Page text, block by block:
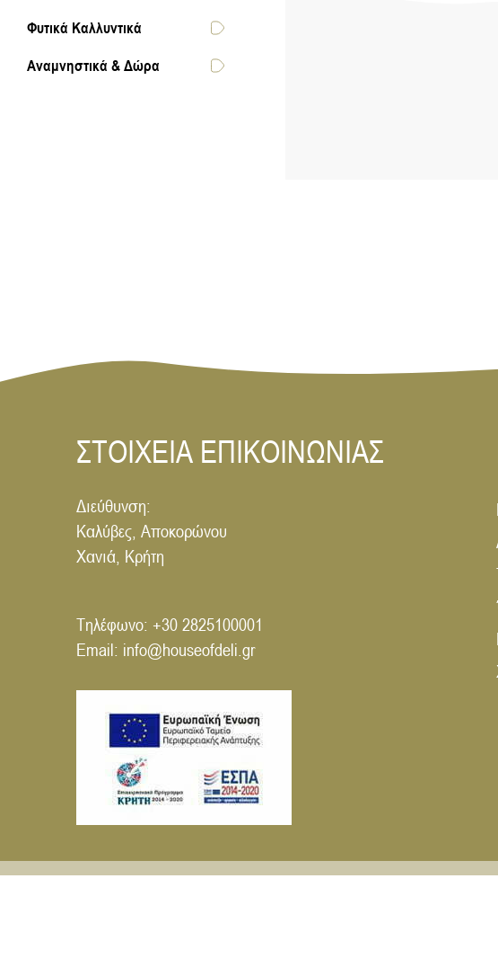
Φυτικά Καλλυντικά
Αναμνηστικά & Δώρα
ΣΤΟΙΧΕΙΑ ΕΠΙΚΟΙΝΩΝΙΑΣ
Διεύθυνση:
Καλύβες, Αποκορώνου
Χανιά, Κρήτη
Τηλέφωνο: +30 2825100001
Email: info@houseofdeli.gr